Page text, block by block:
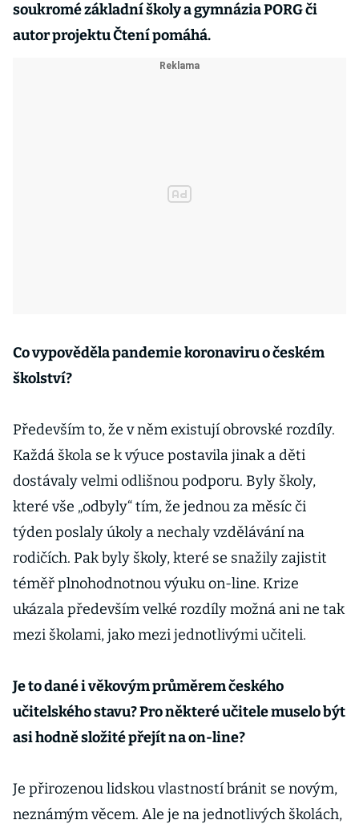
soukromé základní školy a gymnázia PORG či
autor projektu Čtení pomáhá.
Co vypověděla pandemie koronaviru o českém
školství?
Především to, že v něm existují obrovské rozdíly.
Každá škola se k výuce postavila jinak a děti
dostávaly velmi odlišnou podporu. Byly školy,
které vše „odbyly“ tím, že jednou za měsíc či
týden poslaly úkoly a nechaly vzdělávání na
rodičích. Pak byly školy, které se snažily zajistit
téměř plnohodnotnou výuku on-line. Krize
ukázala především velké rozdíly možná ani ne tak
mezi školami, jako mezi jednotlivými učiteli.
Je to dané i věkovým průměrem českého
učitelského stavu? Pro některé učitele muselo být
asi hodně složité přejít na on-line?
Je přirozenou lidskou vlastností bránit se novým,
neznámým věcem. Ale je na jednotlivých školách,